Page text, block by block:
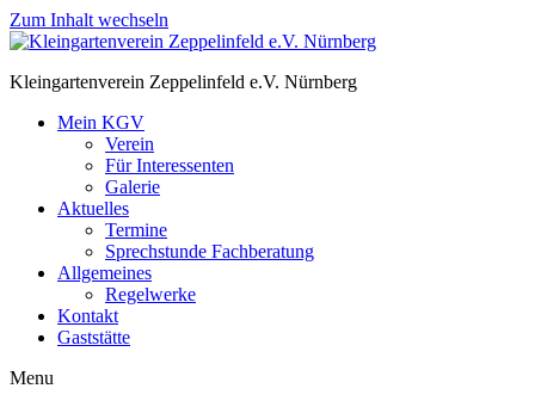
Zum Inhalt wechseln
Kleingartenverein Zeppelinfeld e.V. Nürnberg
Mein KGV
Verein
Für Interessenten
Galerie
Aktuelles
Termine
Sprechstunde Fachberatung
Allgemeines
Regelwerke
Kontakt
Gaststätte
Menu